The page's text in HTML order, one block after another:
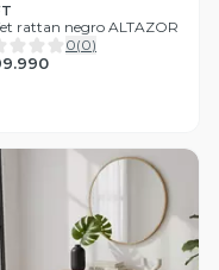
rattan negro ALTAZOR
0(0)